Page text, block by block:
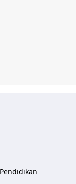
Pendidikan